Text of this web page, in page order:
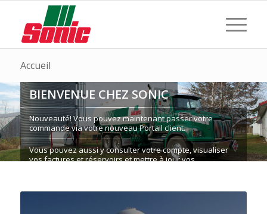
Accueil
BIENVENUE CHEZ SONIC
Nouveauté! Vous pouvez maintenant passer votre
commande via votre nouveau Portail client.
Vous pouvez aussi y consulter votre compte, visualiser
vos factures et réservoirs et mettre à jour vos